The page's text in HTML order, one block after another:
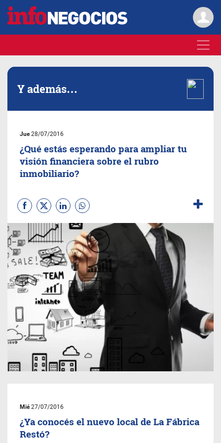
Y además…
Jue28/07/2016
¿Qué estás esperando para ampliar tu
visión financiera sobre el rubro
inmobiliario?
Mié27/07/2016
¿Ya conocés el nuevo local de La Fábrica
Restó?